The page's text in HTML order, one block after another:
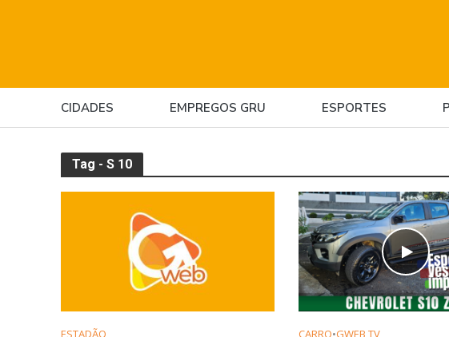
CIDADES EMPREGOS GRU ESPORTES
Tag - S 10
ESTADÃO CARRO•GWEB TV